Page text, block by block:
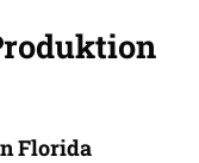
Florida